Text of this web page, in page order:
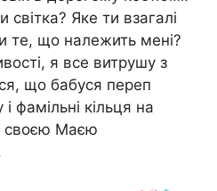
Яке ти взагалі
те, що належить мені?
я все витрушу з
що бабуся переп
фамільні кільця на
своєю Маєю